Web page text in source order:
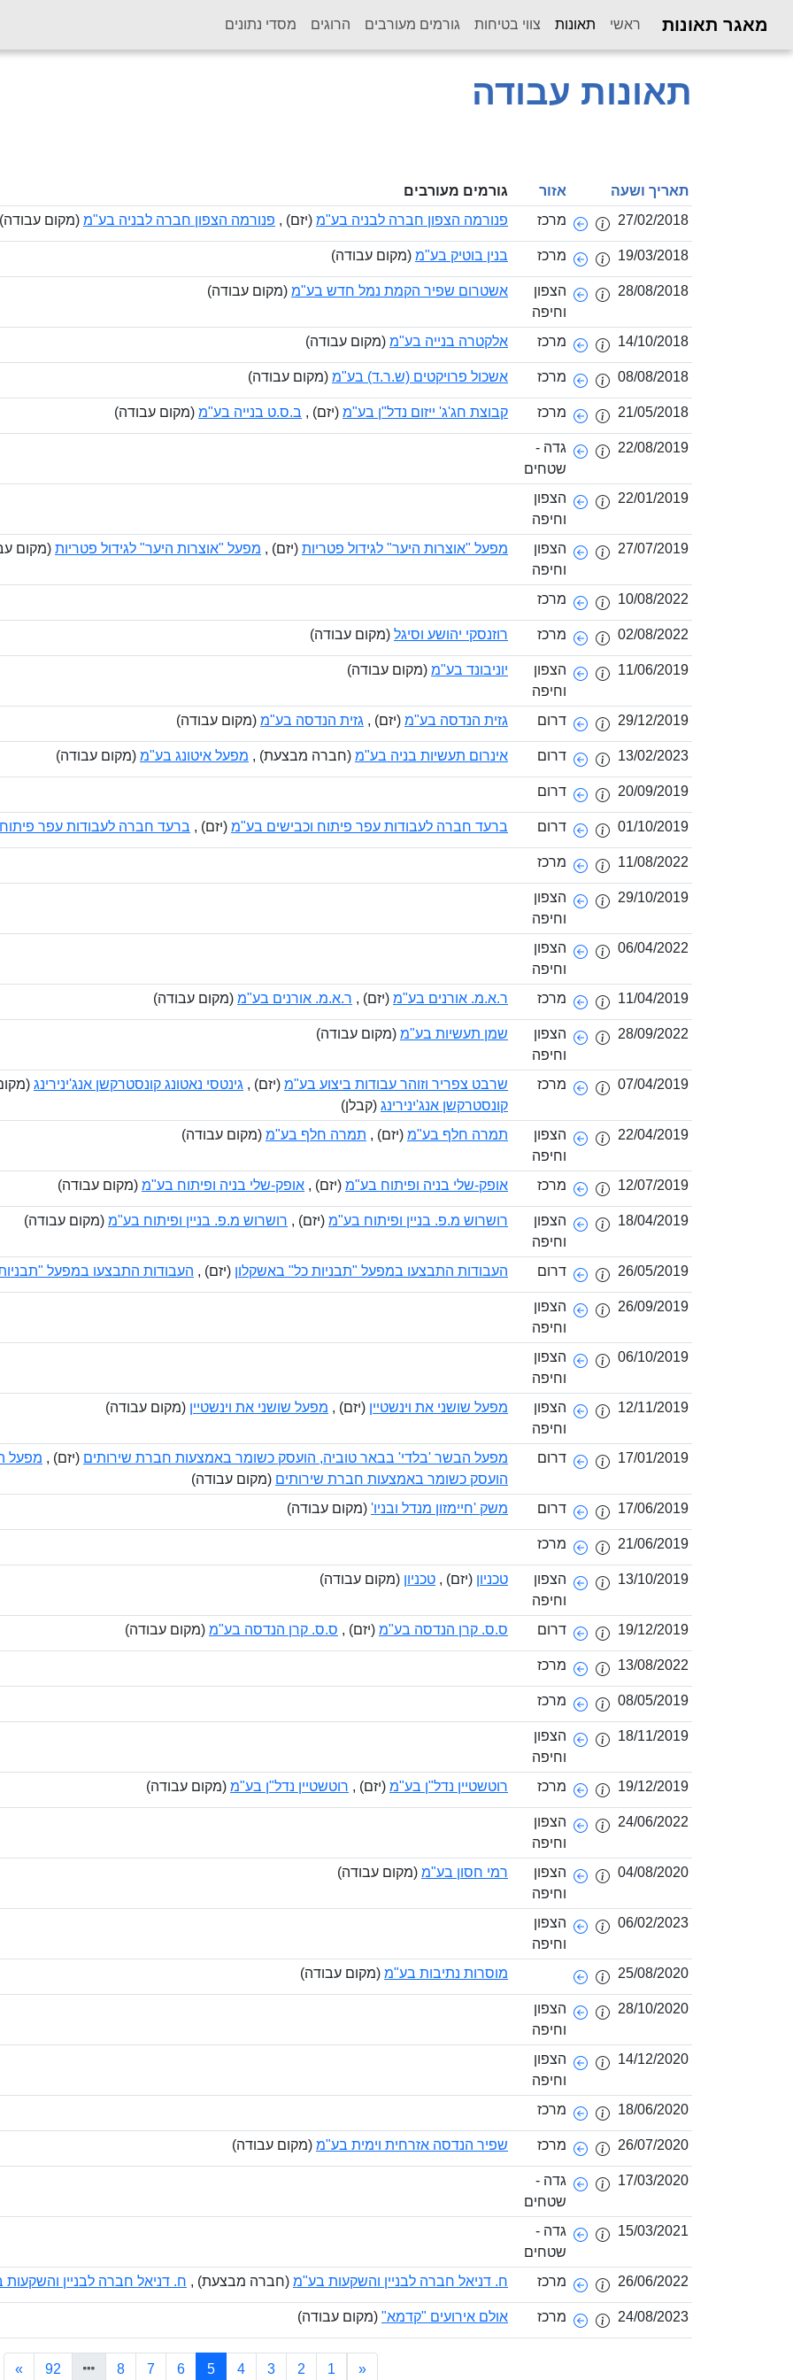
מאגר תאונות ראשי תאונות
(current) צווי בטיחות גורמים מעורבים הרוגים מסדי נתונים
תאונות עבודה
תאריך ושעה אזור גורמים מעורבים
27/02/2018 מרכז פנורמה הצפון חברה לבניה בע"מ (יזם) , פנורמה הצפון חברה לבניה בע"מ (מקום עבודה)
19/03/2018 מרכז בנין בוטיק בע"מ (מקום עבודה)
28/08/2018
הצפון
וחיפה
אשטרום שפיר הקמת נמל חדש בע"מ (מקום עבודה)
14/10/2018 מרכז אלקטרה בנייה בע"מ (מקום עבודה)
08/08/2018 מרכז אשכול פרויקטים (ש.ר.ד) בע"מ (מקום עבודה)
21/05/2018 מרכז קבוצת חג'ג' ייזום נדל"ן בע"מ (יזם) , ב.ס.ט בנייה בע"מ (מקום עבודה)
22/08/2019
גדה -
שטחים
22/01/2019
הצפון
וחיפה
27/07/2019
הצפון
וחיפה
מפעל "אוצרות היער" לגידול פטריות (יזם) , מפעל "אוצרות היער" לגידול פטריות (מקום
10/08/2022 מרכז
02/08/2022 מרכז רוזנסקי יהושע וסיגל (מקום עבודה)
11/06/2019
הצפון
וחיפה
יוניבונד בע"מ (מקום עבודה)
29/12/2019 דרום גזית הנדסה בע"מ (יזם) , גזית הנדסה בע"מ (מקום עבודה)
13/02/2023 דרום אינרום תעשיות בניה בע"מ (חברה מבצעת) , מפעל איטונג בע"מ (מקום עבודה)
20/09/2019 דרום
01/10/2019 דרום ברעד חברה לעבודות עפר פיתוח וכבישים בע"מ (יזם) , ברעד חברה לעבודות עפר
11/08/2022 מרכז
29/10/2019
הצפון
וחיפה
06/04/2022
הצפון
וחיפה
11/04/2019 מרכז ר.א.מ. אורנים בע"מ (יזם) , ר.א.מ. אורנים בע"מ (מקום עבודה)
28/09/2022
הצפון
וחיפה
שמן תעשיות בע"מ (מקום עבודה)
07/04/2019 מרכז שרבט צפריר וזוהר עבודות ביצוע בע"מ (יזם) , גינטסי נאטונג קונסטרקשן אנג'ינירינג
קונסטרקשן אנג'ינירינג (קבלן)
22/04/2019
הצפון
וחיפה
תמרה חלף בע"מ (יזם) , תמרה חלף בע"מ (מקום עבודה)
12/07/2019 מרכז אופק-שלי בניה ופיתוח בע"מ (יזם) , אופק-שלי בניה ופיתוח בע"מ (מקום עבודה)
18/04/2019
הצפון
וחיפה
רושרוש מ.פ. בניין ופיתוח בע"מ (יזם) , רושרוש מ.פ. בניין ופיתוח בע"מ (מקום עבודה)
26/05/2019 דרום העבודות התבצעו במפעל "תבניות כל" באשקלון (יזם) , העבודות התבצעו במפעל
26/09/2019
הצפון
וחיפה
06/10/2019
הצפון
וחיפה
12/11/2019
הצפון
וחיפה
מפעל שושני את וינשטיין (יזם) , מפעל שושני את וינשטיין (מקום עבודה)
17/01/2019 דרום מפעל הבשר 'בלדי' בבאר טוביה, הועסק כשומר באמצעות חברת שירותים (יזם) , מפעל
הועסק כשומר באמצעות חברת שירותים (מקום עבודה)
17/06/2019 דרום משק 'חיימזון מנדל ובניו' (מקום עבודה)
21/06/2019 מרכז
13/10/2019
הצפון
וחיפה
טכניון (יזם) , טכניון (מקום עבודה)
19/12/2019 דרום ס.ס. קרן הנדסה בע"מ (יזם) , ס.ס. קרן הנדסה בע"מ (מקום עבודה)
13/08/2022 מרכז
08/05/2019 מרכז
18/11/2019
הצפון
וחיפה
19/12/2019 מרכז רוטשטיין נדל"ן בע"מ (יזם) , רוטשטיין נדל"ן בע"מ (מקום עבודה)
24/06/2022
הצפון
וחיפה
04/08/2020
הצפון
וחיפה
רמי חסון בע"מ (מקום עבודה)
06/02/2023
הצפון
וחיפה
25/08/2020 מוסרות נתיבות בע"מ (מקום עבודה)
28/10/2020
הצפון
וחיפה
14/12/2020
הצפון
וחיפה
18/06/2020 מרכז
26/07/2020 מרכז שפיר הנדסה אזרחית וימית בע"מ (מקום עבודה)
17/03/2020
גדה -
שטחים
15/03/2021
גדה -
שטחים
26/06/2022 מרכז ח. דניאל חברה לבניין והשקעות בע"מ (חברה מבצעת) , ח. דניאל חברה לבניין
24/08/2023 מרכז אולם אירועים "קדמא" (מקום עבודה)
«
1
2
3
4
5
6
7
8
92
»